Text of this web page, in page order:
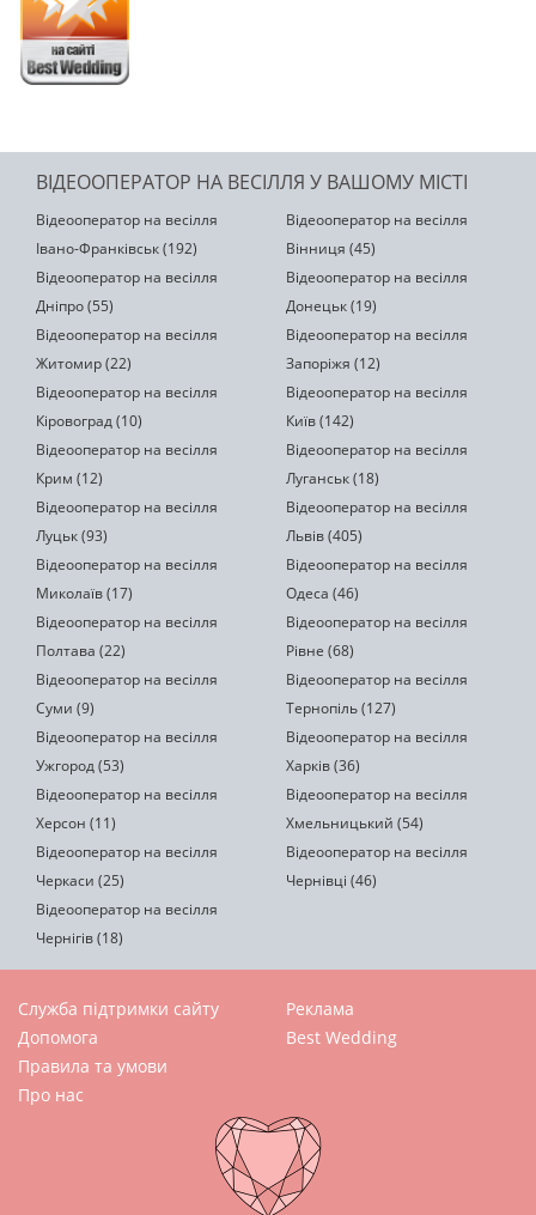
ВІДЕООПЕРАТОР НА ВЕСІЛЛЯ У ВАШОМУ МІСТІ
Відеооператор на весілля
Івано-Франківськ (192)
Відеооператор на весілля
Вінниця (45)
Відеооператор на весілля
Дніпро (55)
Відеооператор на весілля
Донецьк (19)
Відеооператор на весілля
Житомир (22)
Відеооператор на весілля
Запоріжя (12)
Відеооператор на весілля
Кіровоград (10)
Відеооператор на весілля
Київ (142)
Відеооператор на весілля
Крим (12)
Відеооператор на весілля
Луганськ (18)
Відеооператор на весілля
Луцьк (93)
Відеооператор на весілля
Львів (405)
Відеооператор на весілля
Миколаїв (17)
Відеооператор на весілля
Одеса (46)
Відеооператор на весілля
Полтава (22)
Відеооператор на весілля
Рівне (68)
Відеооператор на весілля
Суми (9)
Відеооператор на весілля
Тернопіль (127)
Відеооператор на весілля
Ужгород (53)
Відеооператор на весілля
Харків (36)
Відеооператор на весілля
Херсон (11)
Відеооператор на весілля
Хмельницький (54)
Відеооператор на весілля
Черкаси (25)
Відеооператор на весілля
Чернівці (46)
Відеооператор на весілля
Чернігів (18)
Служба підтримки сайту
Допомога
Правила та умови
Про нас
Реклама
Best Wedding